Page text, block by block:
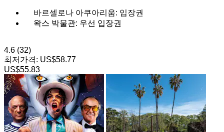
바르셀로나 아쿠아리움: 입장권
왁스 박물관: 우선 입장권
4.6 (32)
최저가격: US$58.77
US$55.83